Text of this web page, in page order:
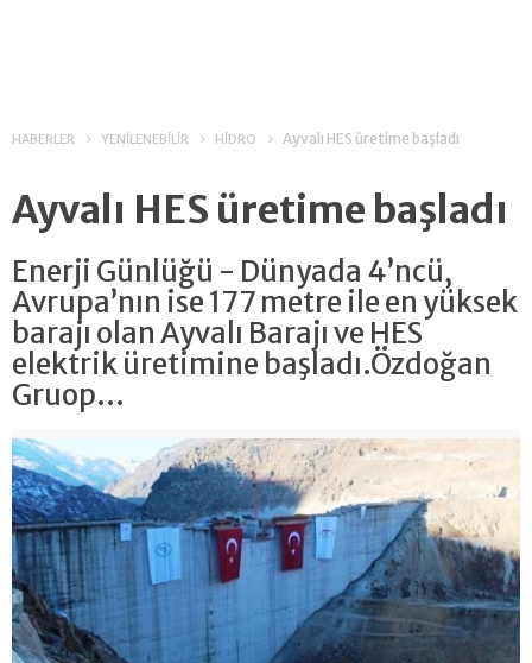
HABERLER YENİLENEBİLİR HİDRO Ayvalı HES üretime başladı
Ayvalı HES üretime başladı
Enerji Günlüğü - Dünyada 4’ncü,
Avrupa’nın ise 177 metre ile en yüksek
barajı olan Ayvalı Barajı ve HES
elektrik üretimine başladı.Özdoğan
Gruop...